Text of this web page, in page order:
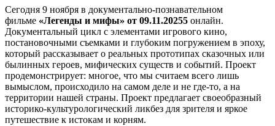
Сегодня 9 ноября в документально-познавательном
фильме «Легенды и мифы» от 09.11.20255 онлайн.
Документальный цикл с элементами игрового кино,
постановочными съемками и глубоким погружением в эпоху,
который рассказывает о реальных прототипах сказочных или
былинных героев, мифических существ и событий. Проект
продемонстрирует: многое, что мы считаем всего лишь
вымыслом, происходило на самом деле и не где-то, а на
территории нашей страны. Проект предлагает своеобразный
историко-культурологический ликбез для зрителя и яркое
путешествие к истокам и корням.